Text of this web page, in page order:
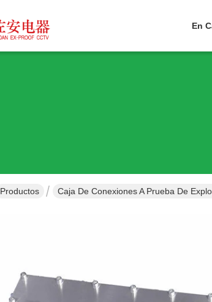
En
Productos Caja De Conexiones A Prueba De